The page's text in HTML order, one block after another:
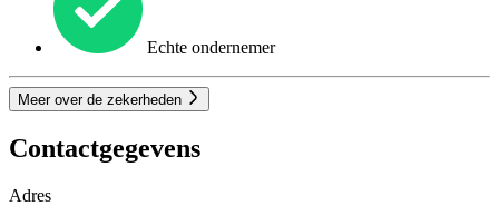
Echte ondernemer
Meer over de zekerheden
Contactgegevens
Adres